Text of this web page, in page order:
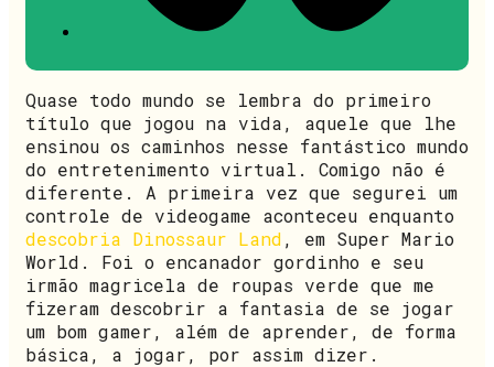
Quase todo mundo se lembra do primeiro
título que jogou na vida, aquele que lhe
ensinou os caminhos nesse fantástico mundo
do entretenimento virtual. Comigo não é
diferente. A primeira vez que segurei um
controle de videogame aconteceu enquanto
descobria Dinossaur Land, em Super Mario
World. Foi o encanador gordinho e seu
irmão magricela de roupas verde que me
fizeram descobrir a fantasia de se jogar
um bom gamer, além de aprender, de forma
básica, a jogar, por assim dizer.